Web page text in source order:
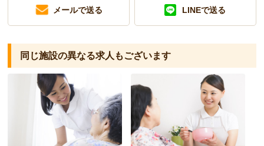
メールで送る LINEで送る
同じ施設の異なる求人もございます